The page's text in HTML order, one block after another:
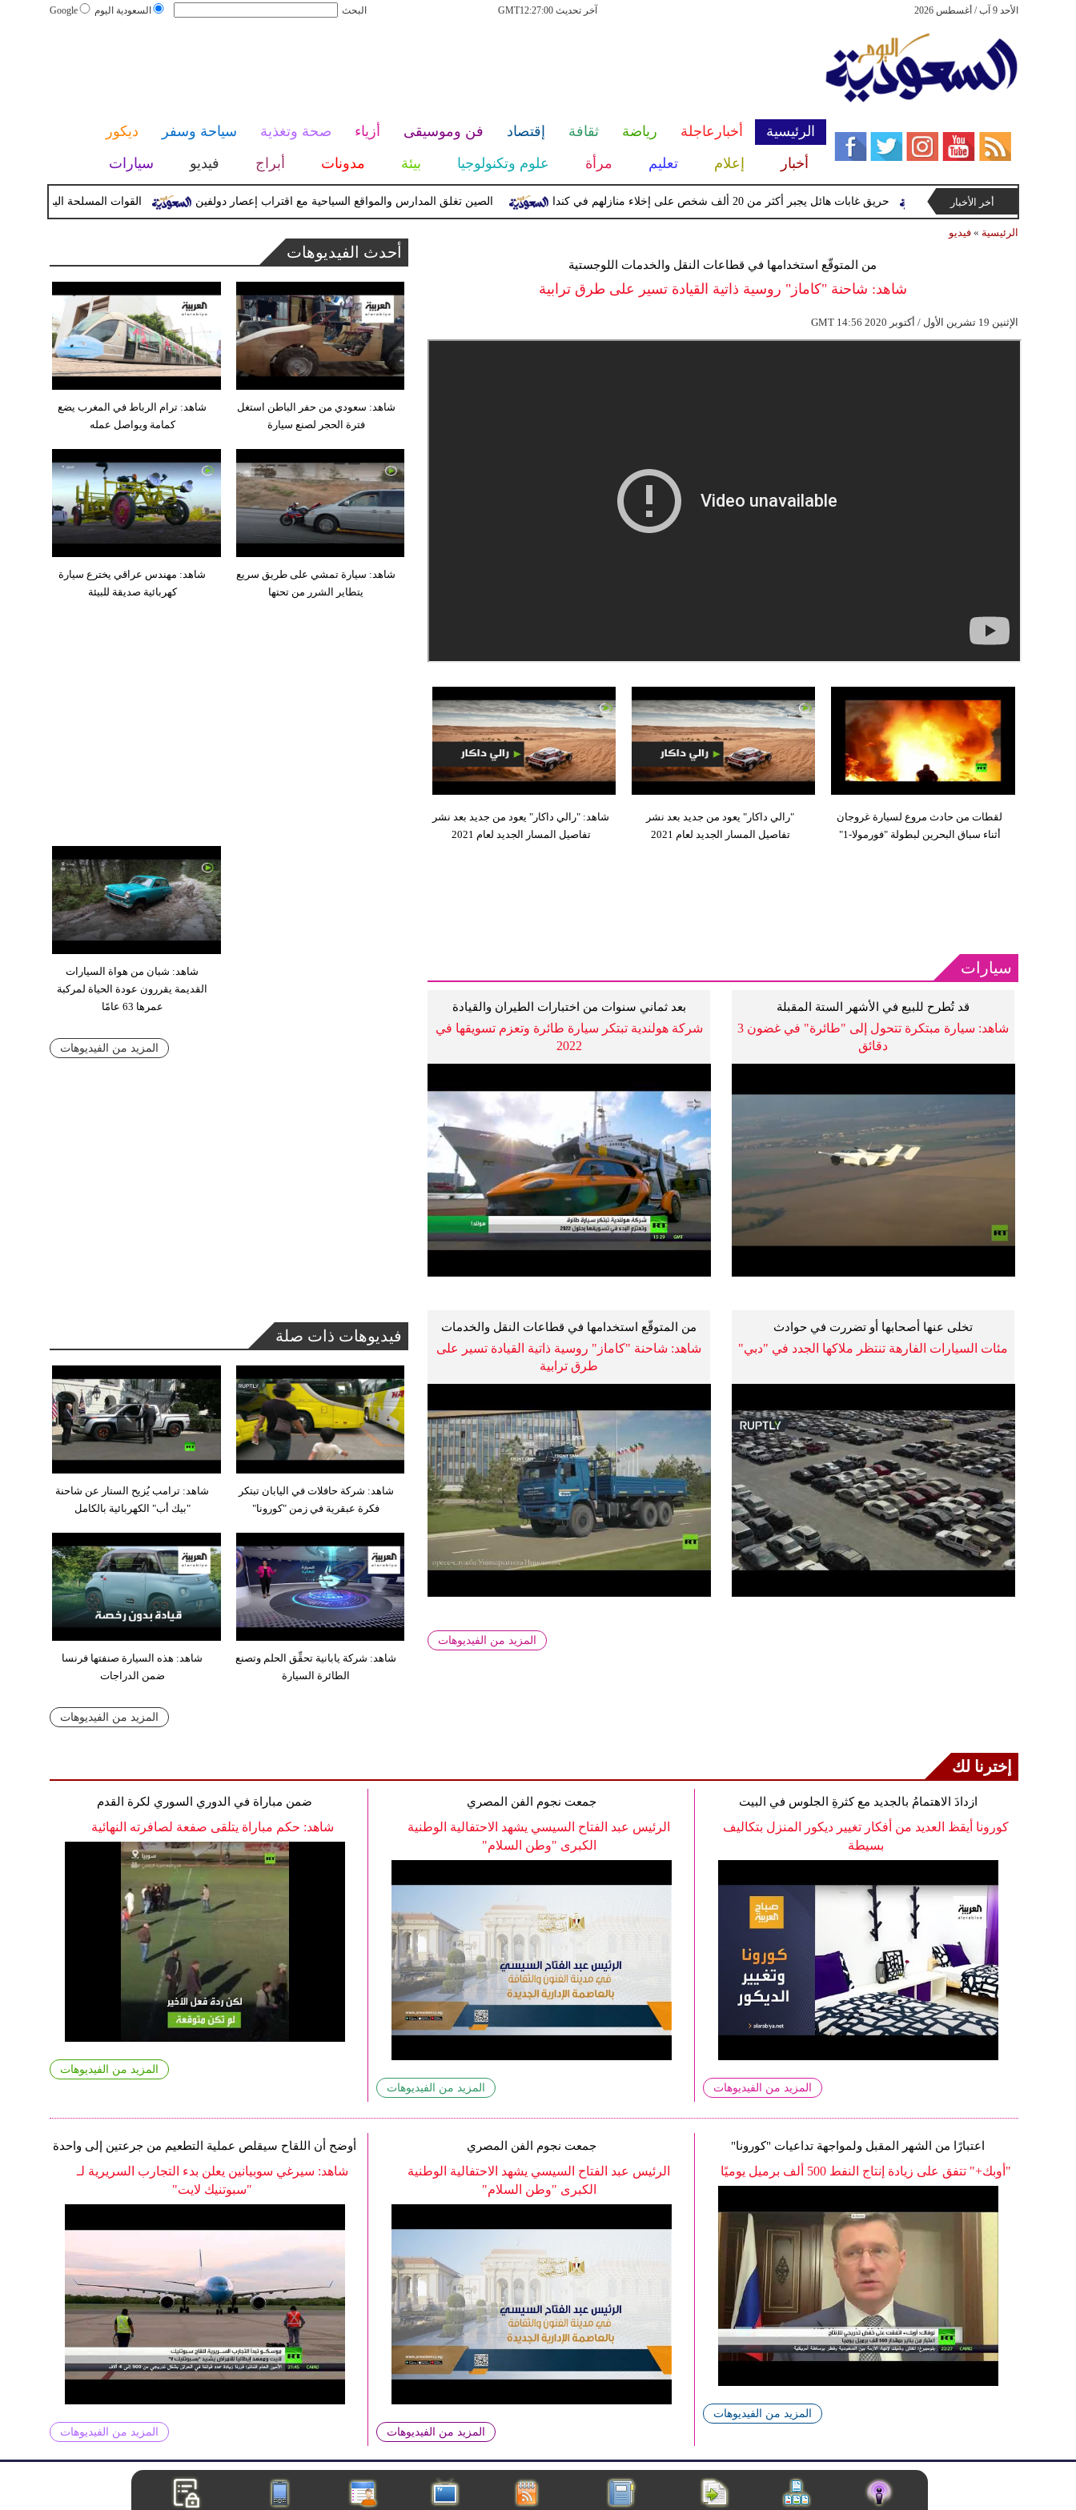
السعودية اليوم Google البحث آخر تحديث GMT12:27:00 الأحد 9 آب / أغسطس 2026
الرئيسية أخبارعاجلة رياضة ثقافة إقتصاد فن وموسيقى أزياء صحة وتغذية سياحة وسفر
ديكور
أخبار
إعلام تعليم مرأة علوم وتكنولوجيا بيئة مدونات أبراج فيديو سيارات
القوات المسلحة اليمنية تعلن تنفيذ الصين تغلق المدارس والمواقع السياحية مع اقتراب إعصار دولفين حريق غابات هائل يجبر أكثر من 20 ألف شخص على إخلاء منازلهم في كندا أخر الأخبار
الرئيسية »فيديو
من المتوقّع استخدامها في قطاعات النقل والخدمات اللوجستية
شاهد: شاحنة "كاماز" روسية ذاتية القيادة تسير على طرق ترابية
GMT 14:56 2020 الإثنين 19 تشرين الأول / أكتوبر
لقطات من حادث مروع لسيارة غروجان
أثناء سباق البحرين لبطولة "فورمولا-1"
"رالي داكار" يعود من جديد بعد نشر
تفاصيل المسار الجديد لعام 2021
شاهد: "رالي داكار" يعود من جديد بعد نشر
تفاصيل المسار الجديد لعام 2021
سيارات
بعد ثماني سنوات من اختبارات الطيران والقيادة
شركة هولندية تبتكر سيارة طائرة وتعزم تسويقها في
2022
قد تُطرح للبيع في الأشهر الستة المقبلة
شاهد: سيارة مبتكرة تتحول إلى "طائرة" في غضون 3
دقائق
من المتوقّع استخدامها في قطاعات النقل والخدمات
اللوجستية
شاهد: شاحنة "كاماز" روسية ذاتية القيادة تسير على
طرق ترابية
تخلى عنها أصحابها أو تضررت في حوادث
مئات السيارات الفارهة تنتظر ملاكها الجدد في "دبي"
المزيد من الفيديوهات
أحدث الفيديوهات
شاهد: ترام الرباط في المغرب يضع
كمامة ويواصل عمله
شاهد: سعودي من حفر الباطن استغل
فترة الحجر لصنع سيارة
شاهد: مهندس عراقي يخترع سيارة
كهربائية صديقة للبيئة
شاهد: سيارة تمشي على طريق سريع
يتطاير الشرر من تحتها
شاهد: شبان من هواة السيارات
القديمة يقررون عودة الحياة لمركبة
عمرها 63 عامًا
المزيد من الفيديوهات
فيديوهات ذات صلة
شاهد: ترامب يُزيح الستار عن شاحنة
"بيك أب" الكهربائية بالكامل
شاهد: شركة حافلات في اليابان تبتكر
فكرة عبقرية في زمن "كورونا"
شاهد: هذه السيارة صنفتها فرنسا
ضمن الدراجات
شاهد: شركة يابانية تحقِّق الحلم وتصنع
الطائرة السيارة
المزيد من الفيديوهات
إخترنا لك
ضمن مباراة في الدوري السوري لكرة القدم
شاهد: حكم مباراة يتلقى صفعة لصافرته النهائية
المزيد من الفيديوهات
جمعت نجوم الفن المصري
الرئيس عبد الفتاح السيسي يشهد الاحتفالية الوطنية
الكبرى "وطن السلام"
المزيد من الفيديوهات
ازدادَ الاهتمامُ بالجديد مع كثرةِ الجلوس في البيت
كورونا أيقظ العديد من أفكار تغيير ديكور المنزل بتكاليف
بسيطة
المزيد من الفيديوهات
أوضح أن اللقاح سيقلص عملية التطعيم من جرعتين إلى واحدة
شاهد: سيرغي سوبيانين يعلن بدء التجارب السريرية لـ
"سبوتنيك لايت"
المزيد من الفيديوهات
جمعت نجوم الفن المصري
الرئيس عبد الفتاح السيسي يشهد الاحتفالية الوطنية
الكبرى "وطن السلام"
المزيد من الفيديوهات
اعتبارًا من الشهر المقبل ولمواجهة تداعيات "كورونا"
"أوبك+" تتفق على زيادة إنتاج النفط 500 ألف برميل يوميًا
المزيد من الفيديوهات